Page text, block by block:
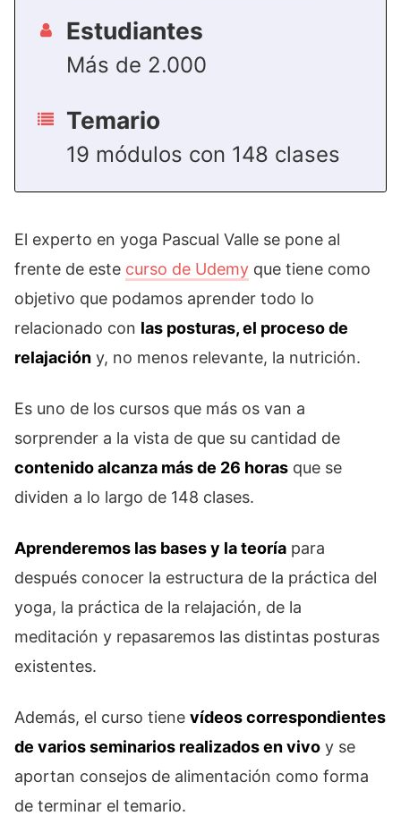
Estudiantes
Más de 2.000
Temario
19 módulos con 148 clases
El experto en yoga Pascual Valle se pone al
frente de este curso de Udemy que tiene como
objetivo que podamos aprender todo lo
relacionado con las posturas, el proceso de
relajación y, no menos relevante, la nutrición.
Es uno de los cursos que más os van a
sorprender a la vista de que su cantidad de
contenido alcanza más de 26 horas que se
dividen a lo largo de 148 clases.
Aprenderemos las bases y la teoría para
después conocer la estructura de la práctica del
yoga, la práctica de la relajación, de la
meditación y repasaremos las distintas posturas
existentes.
Además, el curso tiene vídeos correspondientes
de varios seminarios realizados en vivo y se
aportan consejos de alimentación como forma
de terminar el temario.